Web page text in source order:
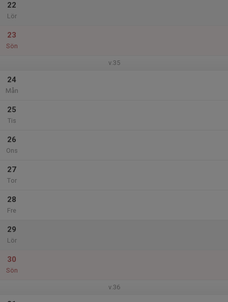
22
Lör
23
Sön
v.35
24
Mån
25
Tis
26
Ons
27
Tor
28
Fre
29
Lör
30
Sön
v.36